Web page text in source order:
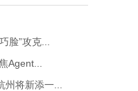
脸”攻克...
Agent...
州将新添一...